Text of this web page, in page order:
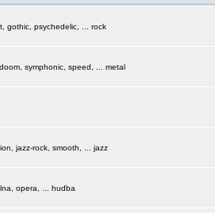
gothic, psychedelic, ... rock
symphonic, speed, ... metal
jazz-rock, smooth, ... jazz
opera, ... hudba